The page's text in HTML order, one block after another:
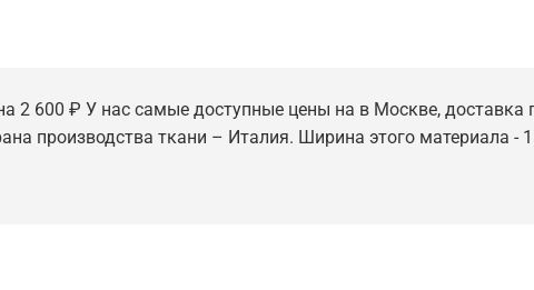
2 600 ₽ У нас самые доступные цены на в Москве, доставка
производства ткани – Италия. Ширина этого материала -